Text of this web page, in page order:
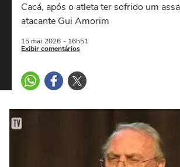
Cacá, após o atleta ter sofrido um
atacante Gui Amorim
15 mai 2026 - 16h51
Exibir comentários